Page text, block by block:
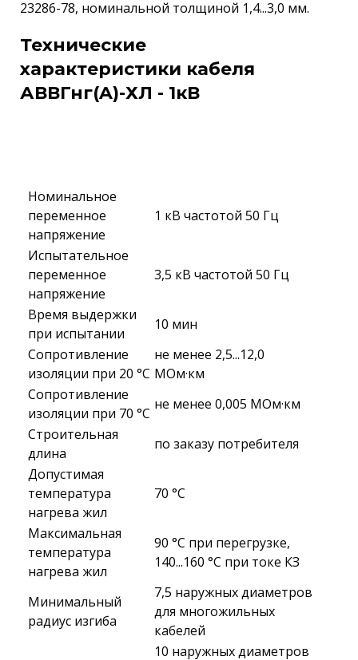
23286-78, номинальной толщиной 1,4...3,0 мм.
Технические
характеристики кабеля
АВВГнг(A)-ХЛ - 1кВ
Номинальное
переменное
напряжение
1 кВ частотой 50 Гц
Испытательное
переменное
напряжение
3,5 кВ частотой 50 Гц
Время выдержки
при испытании
10 мин
Сопротивление
изоляции при 20 °С
не менее 2,5...12,0
МОм·км
Сопротивление
изоляции при 70 °С
не менее 0,005 МОм·км
Строительная
длина
по заказу потребителя
Допустимая
температура
нагрева жил
70 °C
Максимальная
температура
нагрева жил
90 °C при перегрузке,
140...160 °C при токе КЗ
Минимальный
радиус изгиба
7,5 наружных диаметров
для многожильных
кабелей
10 наружных диаметров